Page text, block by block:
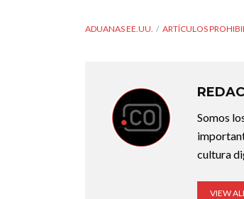
ADUANAS EE.UU. ARTÍCULOS
Somos
cultura
VIEW